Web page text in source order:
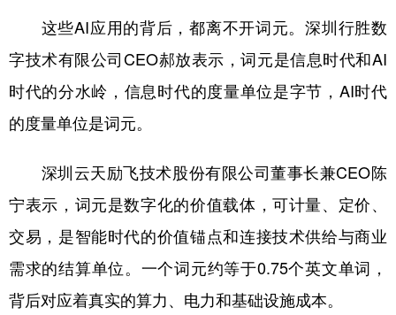
地方频道
北京 天津 河北
辽宁
河南
广东 广西 海南 重庆
四川 贵州 云南 西藏
陕西 甘肃 青海 宁夏
这些AI应用的背后，都离不开词元。深圳行胜数
字技术有限公司CEO郝放表示，词元是信息时代和AI
时代的分水岭，信息时代的度量单位是字节，AI时代
的度量单位是词元。
深圳云天励飞技术股份有限公司董事长兼CEO陈
宁表示，词元是数字化的价值载体，可计量、定价、
交易，是智能时代的价值锚点和连接技术供给与商业
需求的结算单位。一个词元约等于0.75个英文单词，
背后对应着真实的算力、电力和基础设施成本。